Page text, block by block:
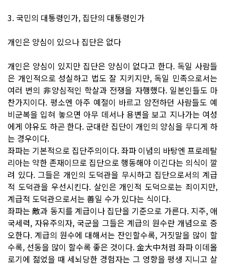
3. 국민의 대통령인가, 집단의 대통령인가
개인은 양심이 있으나 집단은 없다
개인은 양심이 있지만 집단은 양심이 없다고 한다. 독일 사람들
은 개인적으로 성실하고 법도 잘 지키지만, 독일 민족으로서는
여러 번의 非양심적인 학살과 전쟁을 자행했다. 일본인들도 마
찬가지이다. 평소엔 아주 예절이 바르고 얌전하던 사람들도 예
비군복을 입혀 놓으면 아무 데서나 용변을 보고 지나가는 여성
에게 야유도 하곤 한다. 군대란 집단이 개인의 양심을 무디게 하
는 경우이다.
좌파는 기본적으로 집단주의이다. 좌파 이념의 바탕엔 프로레탈
리아는 약한 존재이므로 집단으로 행동해야 이긴다는 의식이 깔
려 있다. 그들은 개인의 도덕관을 무시하고 집단으로서의 계급
적 도덕관을 우선시킨다. 살인은 개인적 도덕으로는 죄이지만,
계급적 도덕관으로서는 善일 수가 있다는 식이다.
좌파는 敵과 동지를 계급이나 집단을 기준으로 가른다. 지주, 애
국세력, 자유주의자, 국군을 그들은 계급의 원수란 개념으로 증
오한다. 계급의 원수에 대해서는 잔인할수록, 거짓말을 많이 할
수록, 선동을 많이 할수록 좋은 것이다. 金大中처럼 좌파 이데올
로기에 젊었을 때 세뇌당한 경험자는 그 영향을 평생 지니고 살